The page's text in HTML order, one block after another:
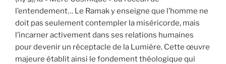
l’entendement… Le Ramak y enseigne que l’homme ne
doit pas seulement contempler la miséricorde, mais
l’incarner activement dans ses relations humaines
pour devenir un réceptacle de la Lumière. Cette œuvre
majeure établit ainsi le fondement théologique qui